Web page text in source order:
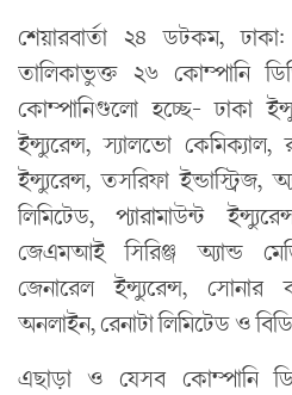
শেয়ারবার্তা ২৪ ডটকম,
তালিকাভুক্ত ২৬ কোম্পানি
কোম্পানিগুলো হচ্ছে- ঢাকা
ইন্স্যুরেন্স, স্যালভো
ইন্স্যুরেন্স, তসরিফা ইন্ডাস্ট্রিজ,
লিমিটেড, প্যারামাউন্ট
জেএমআই সিরিঞ্জ অ্যান্ড
জেনারেল ইন্স্যুরেন্স, সোনার
অনলাইন, রেনাটা লিমিটেড ও
এছাড়া ও যেসব কোম্পানি